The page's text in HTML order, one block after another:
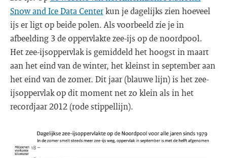
Snow and Ice Data Centerkun je dagelijks zien hoeveel
ijs er ligt op beide polen. Als voorbeeld zie je in
afbeelding 3 de oppervlakte zee-ijs op de noordpool.
Het zee-ijsoppervlak is gemiddeld het hoogst in maart
aan het eind van de winter, het kleinst in september aan
het eind van de zomer. Dit jaar (blauwe lijn) is het zee-
ijsoppervlak op dit moment net zo klein als in het
recordjaar 2012 (rode stippellijn).